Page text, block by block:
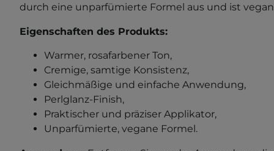
durch eine unparfümierte Formel aus und ist
Eigenschaften des Produkts:
Warmer, rosafarbener Ton,
Cremige, samtige Konsistenz,
Gleichmäßige und einfache Anwendung,
Perlglanz-Finish,
Praktischer und präziser Applikator,
Unparfümierte, vegane Formel.